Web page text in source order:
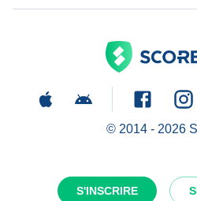
S'INSCRIRE
© 2014 - 2026